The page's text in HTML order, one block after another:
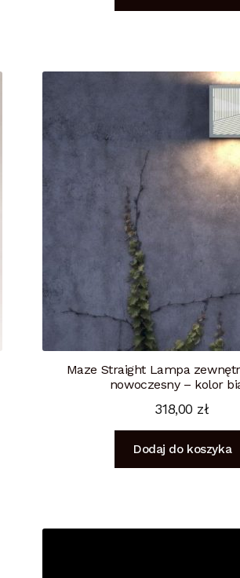
Maze Straight Lampa
nowoczesny – kolor
318,00 zł
Dodaj do koszyka